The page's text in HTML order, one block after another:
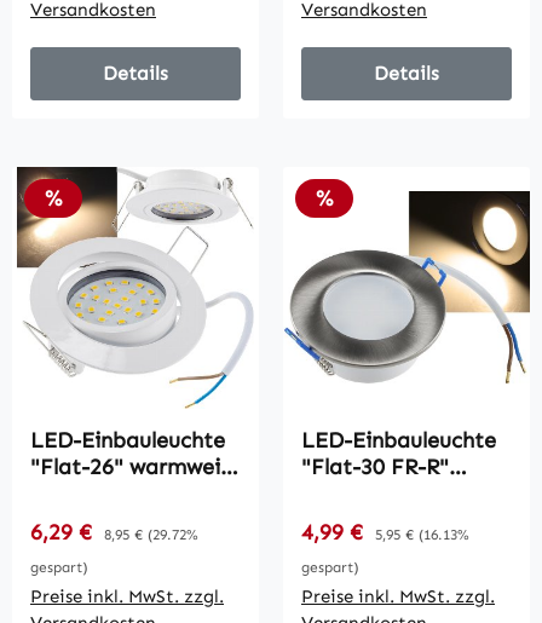
Versandkosten
Details
Versandkosten
Details
Rabatt
%
LED-Einbauleuchte
"Flat-26" warmweiß
370lm, weißes
Gehäuse
Verkaufspreis:
6,29 € Regulärer Preis:
8,95 € (29.72%
gespart)
Preise inkl. MwSt. zzgl.
Rabatt
%
LED-Einbauleuchte
"Flat-30 FR-R"
5W, 590lm, IP44,
rund, poliert
Verkaufspreis:
4,99 € Regulärer Preis:
5,95 € (16.13%
gespart)
Preise inkl. MwSt. zzgl.